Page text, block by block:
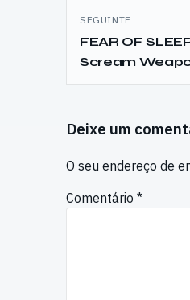
SEGUINTE
FEAR OF
Scream
Deixe um
O seu endereço de
Comentário *